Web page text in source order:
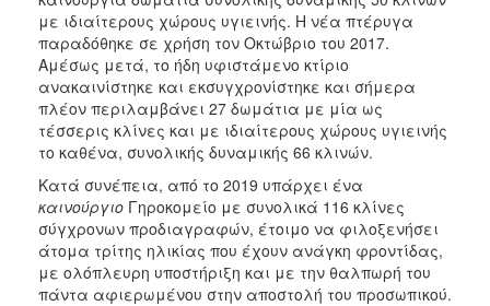
με ιδιαίτερους χώρους υγιεινής. Η νέα πτέρυγα
παραδόθηκε σε χρήση τον Οκτώβριο του 2017.
Αμέσως μετά, το ήδη υφιστάμενο κτίριο
ανακαινίστηκε και εκσυγχρονίστηκε και σήμερα
πλέον περιλαμβάνει 27 δωμάτια με μία ως
τέσσερις κλίνες και με ιδιαίτερους χώρους υγιεινής
το καθένα, συνολικής δυναμικής 66 κλινών.
Κατά συνέπεια, από το 2019 υπάρχει ένα
καινούργιο Γηροκομείο με συνολικά 116 κλίνες
σύγχρονων προδιαγραφών, έτοιμο να φιλοξενήσει
άτομα τρίτης ηλικίας που έχουν ανάγκη φροντίδας,
με ολόπλευρη υποστήριξη και με την θαλπωρή του
πάντα αφιερωμένου στην αποστολή του προσωπικού.